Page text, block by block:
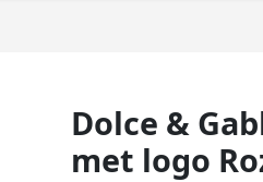
Dolce &
met logo